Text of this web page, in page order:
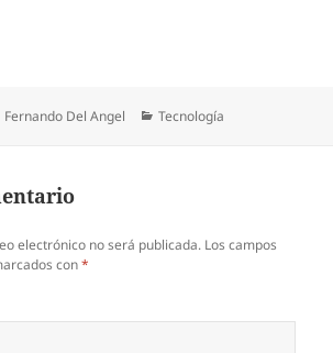
Autor
Fernando Del Angel Categorías
Tecnología
electrónico no será publicada. Los campos
con*